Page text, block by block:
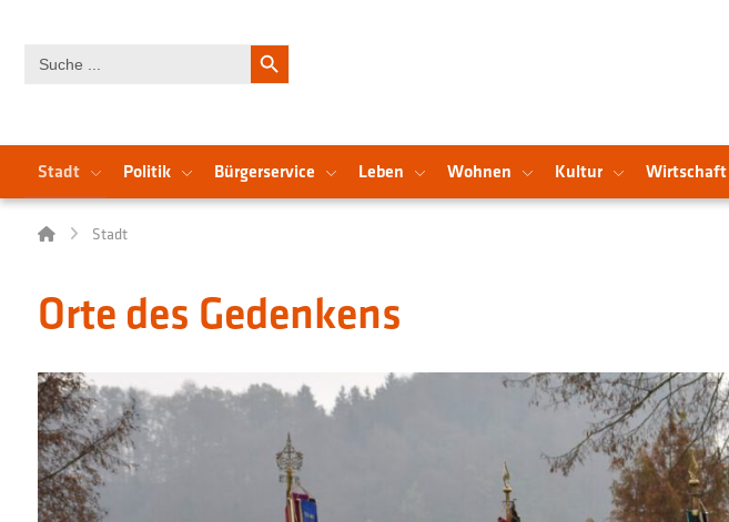
for:
Search Button
Stadt Politik Bürgerservice Leben Wohnen Kultur Wirtschaft
Stadt
Orte des Gedenkens